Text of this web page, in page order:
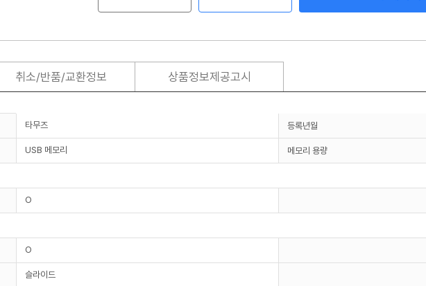
취소/반품/교환정보 상품정보제공고시
타무즈 등록년월
USB 메모리 메모리 용량
O
O
슬라이드